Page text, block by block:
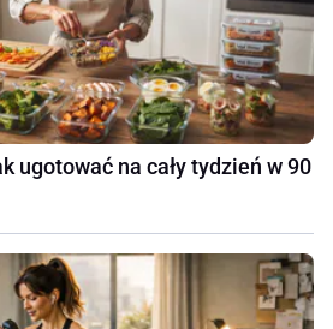
ugotować na cały tydzień w 90